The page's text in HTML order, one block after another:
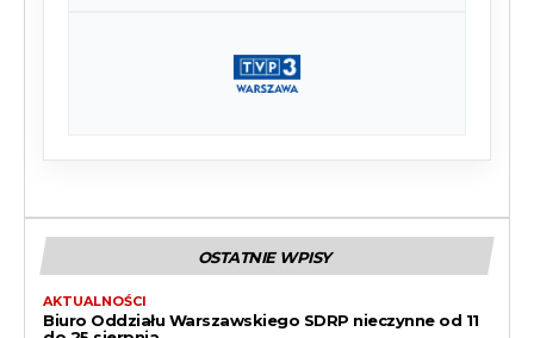
OSTATNIE WPISY
AKTUALNOŚCI
Biuro Oddziału Warszawskiego SDRP nieczynne od 11